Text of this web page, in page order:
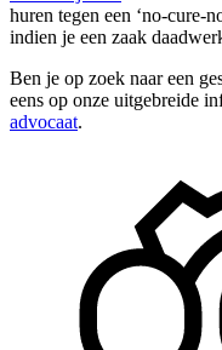
huren tegen een ‘no-cure-
indien je een zaak
Ben je op zoek naar een
eens op onze uitgebreide
advocaat.